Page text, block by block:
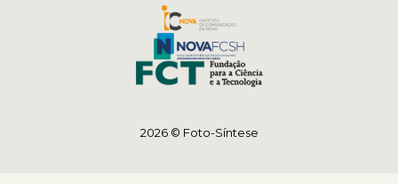
2026 © Foto-Síntese